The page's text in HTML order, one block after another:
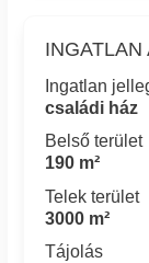
INGATLAN
Ingatlan
családi ház
Belső terület
190 m²
Telek terület
3000 m²
Tájolás